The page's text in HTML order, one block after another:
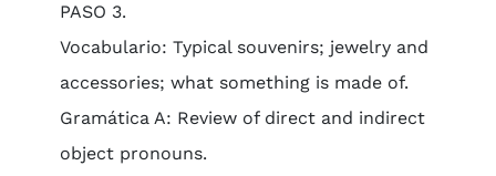
PASO 3.
Vocabulario: Typical souvenirs; jewelry and
accessories; what something is made of.
Gramática A: Review of direct and indirect
object pronouns.